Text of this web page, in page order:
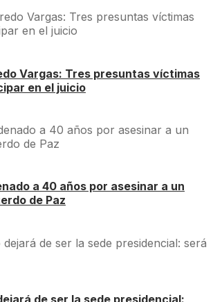
Vargas: Tres presuntas víctimas
en el juicio
a 40 años por asesinar a un
de Paz
de ser la sede presidencial: